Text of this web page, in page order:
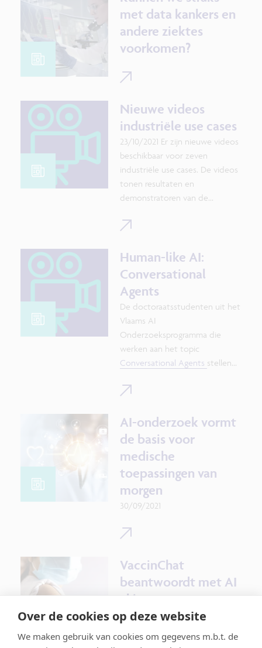
Over de cookies op deze website
We maken gebruik van cookies om gegevens m.b.t. de
met data kankers en
andere ziektes
voorkomen?
Nieuwe videos
industriële use cases
23/10/2021 Er zijn nieuwe videos
beschikbaar voor zeven
industriële use cases. De videos
tonen resultaten en
demonstratoren van de
methodes.
Human-like AI:
Conversational
Agents
De doctoraatsstudenten uit het
Vlaams AI
Onderzoeksprogramma die
werken aan het topic
Conversational Agents stellen
verschillende video's.
AI-onderzoek vormt
de basis voor
medische
toepassingen van
morgen
30/09/2021
VaccinChat
beantwoordt met AI
al jouw vragen over
je vaccinaties
15/08/2021
Onderzoek uit het
AI programmagebruikt in een